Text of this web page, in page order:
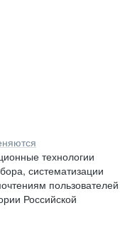
технологии
систематизации
пользователей
Российской